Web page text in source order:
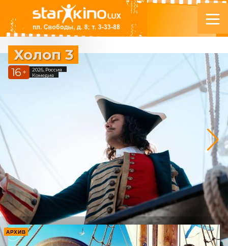
Холоп 3
16 +
2026, Россия
Комедия
АРХИВ